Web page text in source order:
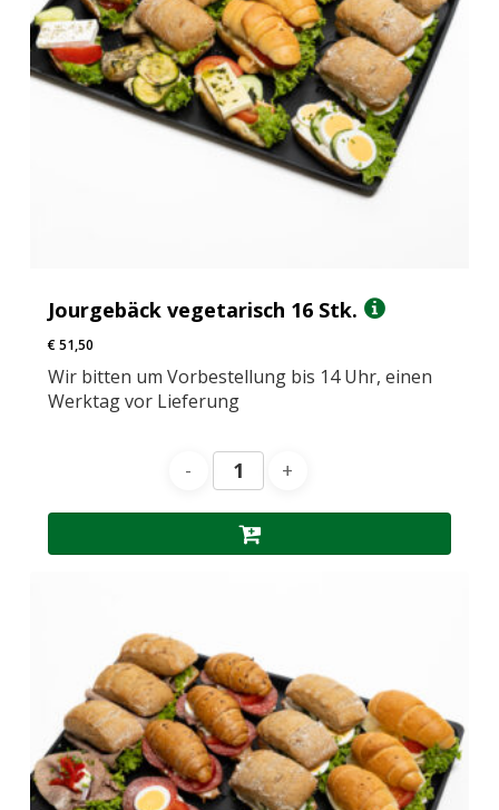
Jourgebäck vegetarisch 16 Stk.
€51,50
Wir bitten um Vorbestellung bis 14 Uhr, einen
Werktag vor Lieferung